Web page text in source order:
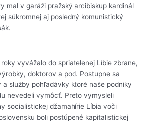
mal v garáži pražský arcibiskup kardinál
súkromnej aj posledný komunistický
vyvážalo do spriatelenej Líbie zbrane,
doktorov a pod. Postupne sa
a služby pohľadávky ktoré naše podniky
nevedeli vymôcť. Preto vymysleli
socialistickej džamahírie Líbia voči
boli postúpené kapitalistickej